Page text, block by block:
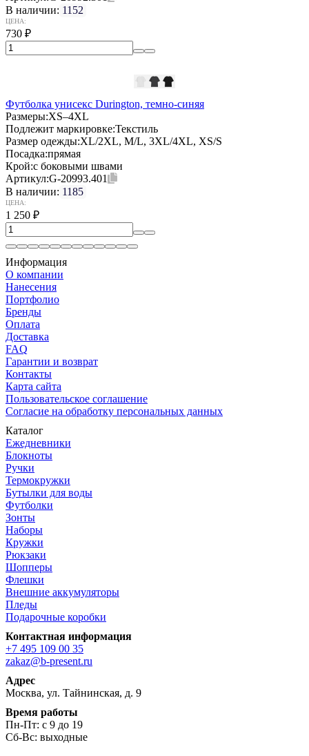
В наличии: 1152
ЦЕНА:
730 ₽
Футболка унисекс Durington, темно-синяя
Размеры:XS–4XL
Подлежит маркировке:Текстиль
Размер одежды:XL/2XL, M/L, 3XL/4XL, XS/S
Посадка:прямая
Крой:с боковыми швами
Артикул:G-20993.401
В наличии: 1185
ЦЕНА:
1 250 ₽
Информация
О компании
Нанесения
Портфолио
Бренды
Оплата
Доставка
FAQ
Гарантии и возврат
Контакты
Карта сайта
Пользовательское соглашение
Согласие на обработку персональных данных
Каталог
Ежедневники
Блокноты
Ручки
Термокружки
Бутылки для воды
Футболки
Зонты
Наборы
Кружки
Рюкзаки
Шопперы
Флешки
Внешние аккумуляторы
Пледы
Подарочные коробки
Контактная информация
+7 495 109 00 35
zakaz@b-present.ru
Адрес
Москва, ул. Тайнинская, д. 9
Время работы
Пн-Пт: с 9 до 19
Сб-Вс: выходные